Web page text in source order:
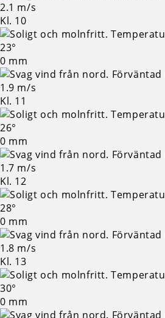
2.1 m/s
Kl. 10
23°
0 mm
1.9 m/s
Kl. 11
26°
0 mm
1.7 m/s
Kl. 12
28°
0 mm
1.8 m/s
Kl. 13
30°
0 mm